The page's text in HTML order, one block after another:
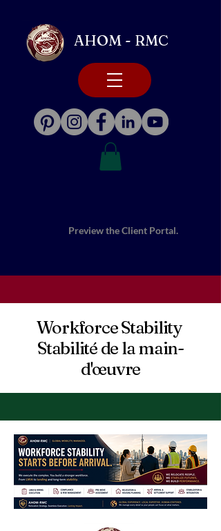
AHOM - RMC
Preview the Client Portal.
Workforce Stability
Stabilité de la main-
d'œuvre